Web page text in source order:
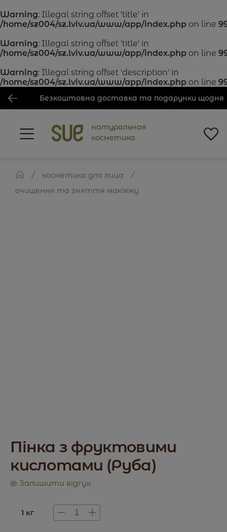
Warning: Illegal string offset 'title' in
/home/sz004/sz.lviv.ua/www/app/index.php on line
Warning: Illegal string offset 'title' in
/home/sz004/sz.lviv.ua/www/app/index.php on line
Warning: Illegal string offset 'description' in
/home/sz004/sz.lviv.ua/www/app/index.php on line
Безкоштовна доставка та подарунки щодня
натуральная
косметика
косметика для лица
очищення та зняття макіяжу
Пінка з фруктовими
кислотами (Руба)
Залишити відгук
1 кг